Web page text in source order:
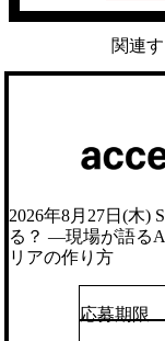
関連
2026年8月27日(木)
る？ ―現場が語る
リアの作り方
応募期限